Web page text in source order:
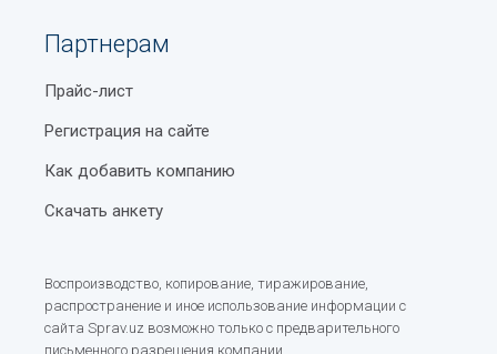
Партнерам
Прайс-лист
Регистрация на сайте
Как добавить компанию
Скачать анкету
Воспроизводство, копирование, тиражирование,
распространение и иное использование информации с
сайта Sprav.uz возможно только с предварительного
письменного разрешения компании.